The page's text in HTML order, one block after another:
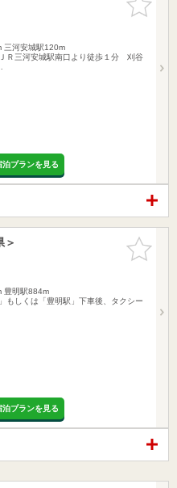
りに追加
三河安城駅120m
三河安城駅南口より徒歩１分 刈谷
プランを見る
お気に入
りに追加
＞
豊明駅884m
もしくは「豊明駅」下車後、タクシー
プランを見る